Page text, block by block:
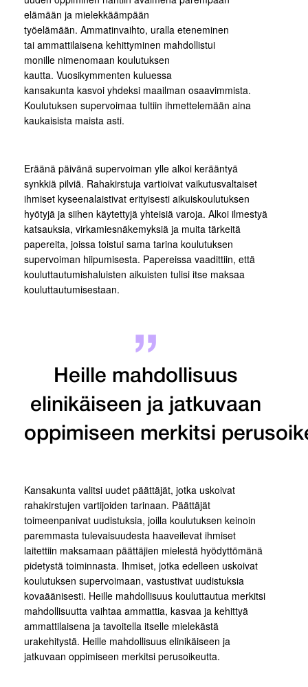
elämään ja mielekkäämpään
työelämään. Ammatinvaihto, uralla eteneminen
tai ammattilaisena kehittyminen mahdollistui
monille nimenomaan koulutuksen
kautta. Vuosikymmenten kuluessa
kansakunta kasvoi yhdeksi maailman osaavimmista.
Koulutuksen supervoimaa tultiin ihmettelemään aina
kaukaisista maista asti.
Eräänä päivänä supervoiman ylle alkoi kerääntyä
synkkiä pilviä. Rahakirstuja vartioivat vaikutusvaltaiset
ihmiset kyseenalaistivat erityisesti aikuiskoulutuksen
hyötyjä ja siihen käytettyjä yhteisiä varoja. Alkoi ilmestyä
katsauksia, virkamiesnäkemyksiä ja muita tärkeitä
papereita, joissa toistui sama tarina koulutuksen
supervoiman hiipumisesta. Papereissa vaadittiin, että
kouluttautumishaluisten aikuisten tulisi itse maksaa
kouluttautumisestaan.
Heille mahdollisuus
elinikäiseen ja jatkuvaan
oppimiseen merkitsi
Kansakunta valitsi uudet päättäjät, jotka uskoivat
rahakirstujen vartijoiden tarinaan. Päättäjät
toimeenpanivat uudistuksia, joilla koulutuksen keinoin
paremmasta tulevaisuudesta haaveilevat ihmiset
laitettiin maksamaan päättäjien mielestä hyödyttömänä
pidetystä toiminnasta. Ihmiset, jotka edelleen uskoivat
koulutuksen supervoimaan, vastustivat uudistuksia
kovaäänisesti. Heille mahdollisuus kouluttautua merkitsi
mahdollisuutta vaihtaa ammattia, kasvaa ja kehittyä
ammattilaisena ja tavoitella itselle mielekästä
urakehitystä. Heille mahdollisuus elinikäiseen ja
jatkuvaan oppimiseen merkitsi perusoikeutta.